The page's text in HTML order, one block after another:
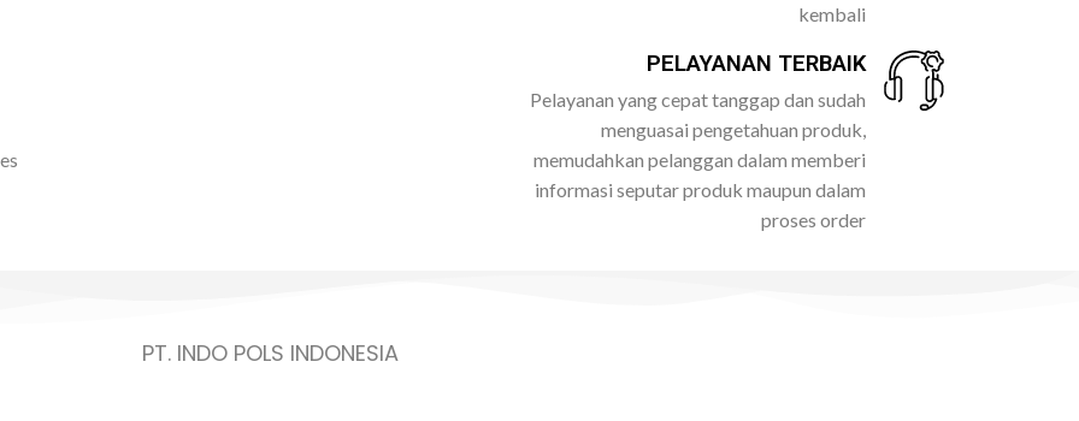
kembali
PELAYANAN TERBAIK
Pelayanan yang cepat tanggap dan sudah
menguasai pengetahuan produk,
memudahkan pelanggan dalam memberi
informasi seputar produk maupun dalam
proses order
PT. INDO POLS INDONESIA